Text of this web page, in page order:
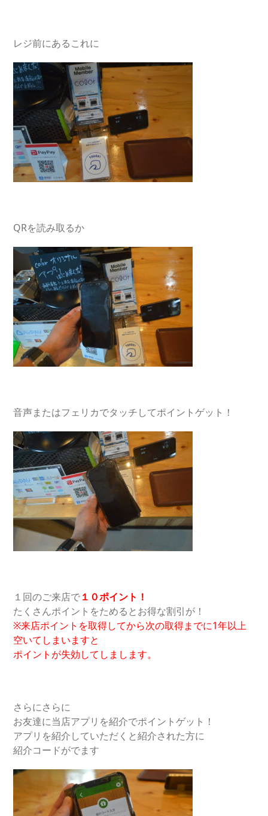
レジ前にあるこれに
QRを読み取るか
音声またはフェリカでタッチしてポイントゲット！
１回のご来店で１０ポイント！
たくさんポイントをためるとお得な割引が！
※来店ポイントを取得してから次の取得までに1年以上
空いてしまいますと
ポイントが失効してしまします。
さらにさらに
お友達に当店アプリを紹介でポイントゲット！
アプリを紹介していただくと紹介された方に
紹介コードがでます